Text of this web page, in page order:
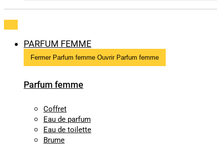
PARFUM FEMME
Fermer Parfum femme Ouvrir Parfum femme
Parfum femme
Coffret
Eau de parfum
Eau de toilette
Brume